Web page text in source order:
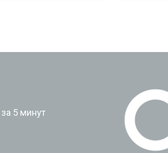
5 минут